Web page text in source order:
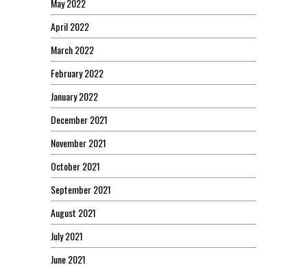
May 2022
April 2022
March 2022
February 2022
January 2022
December 2021
November 2021
October 2021
September 2021
August 2021
July 2021
June 2021